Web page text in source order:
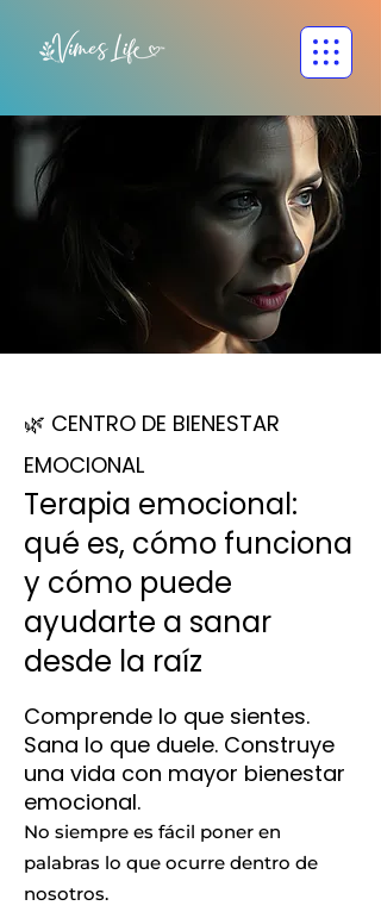
🌿 CENTRO DE BIENESTAR
EMOCIONAL
Terapia emocional:
qué es, cómo funciona
y cómo puede
ayudarte a sanar
desde la raíz
Comprende lo que sientes.
Sana lo que duele. Construye
una vida con mayor bienestar
emocional.
No siempre es fácil poner en
palabras lo que ocurre dentro de
nosotros.